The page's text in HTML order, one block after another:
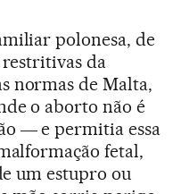
polonesa, de
restritivas da
normas de Malta,
o aborto não é
― e permitia essa
fetal,
um estupro ou